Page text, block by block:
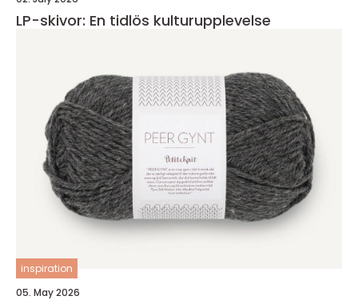
LP-skivor: En tidlös kulturupplevelse
inspiration
05. May 2026